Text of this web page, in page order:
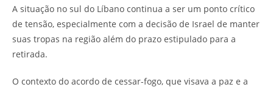
A situação no sul do Líbano continua a ser um ponto crítico
de tensão, especialmente com a decisão de Israel de manter
suas tropas na região além do prazo estipulado para a
retirada.
O contexto do acordo de cessar-fogo, que visava a paz e a